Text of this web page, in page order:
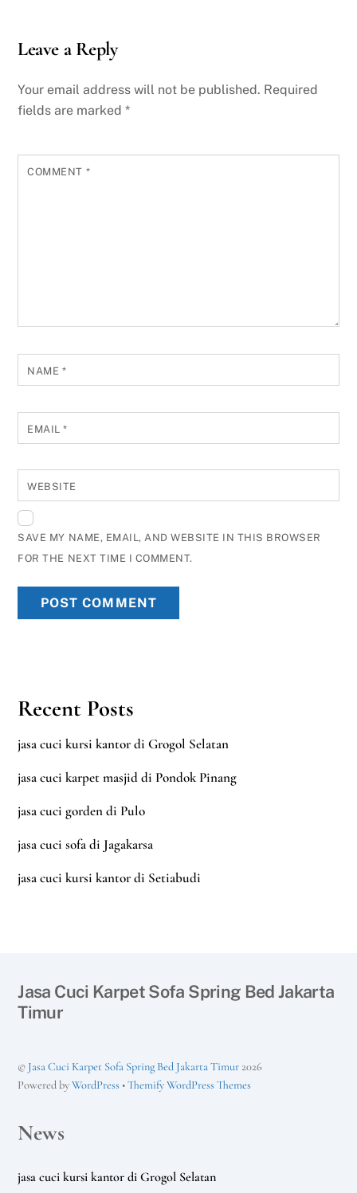
Leave a Reply
Your email address will not be published. Required
fields are marked*
COMMENT *
NAME *
EMAIL*
WEBSITE
SAVE MY NAME, EMAIL, AND WEBSITE IN THIS BROWSER
FOR THE NEXT TIME I COMMENT.
Recent Posts
jasa cuci kursi kantor di Grogol Selatan
jasa cuci karpet masjid di Pondok Pinang
jasa cuci gorden di Pulo
jasa cuci sofa di Jagakarsa
jasa cuci kursi kantor di Setiabudi
Jasa Cuci Karpet Sofa Spring Bed Jakarta
Timur
© Jasa Cuci Karpet Sofa Spring Bed Jakarta Timur2026
Powered byWordPress •Themify WordPress Themes
News
jasa cuci kursi kantor di Grogol Selatan